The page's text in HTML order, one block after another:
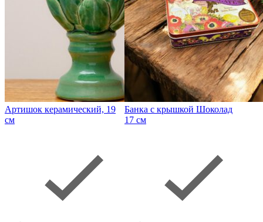
Артишок керамический, 19
см
Банка с крышкой Шоколад
17 см